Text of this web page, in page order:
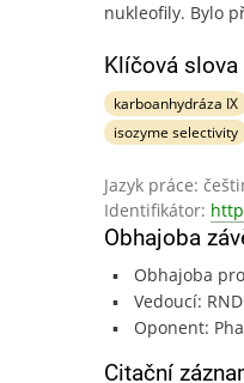
nukleofily. Bylo
Klíčová slova
karboanhydráza IX
isozyme selectivity
Jazyk práce:
Identifikátor:
Obhajoba
Obhajoba
Vedoucí:
Oponent:
Citační